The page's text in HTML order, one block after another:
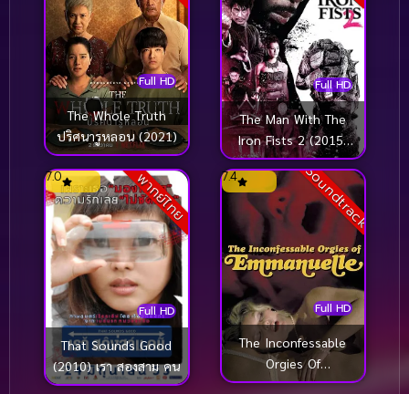
Full HD
The Whole Truth
ปริศนารูหลอน (2021)
Full HD
The Man With The
Iron Fists 2 (2015)
วีรบุรุษหมัดเหล็ก 2 (รี
ซ่า)
พากย์ไทย
Full HD
7.0
That Sounds Good
(2010) เรา สองสาม คน
Soundtrack
Full HD
7.4
The Inconfessable
Orgies Of
Emmanuelle (1982)